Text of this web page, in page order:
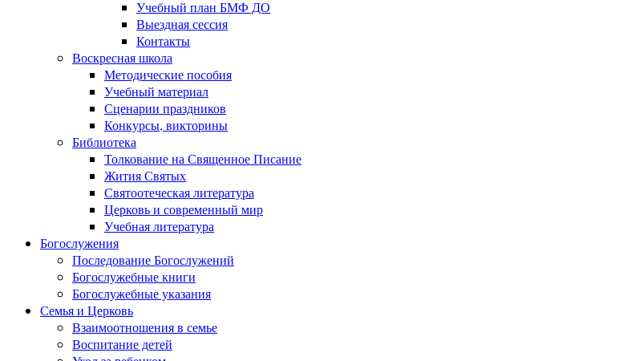
Учебный план БМФ ДО
Выездная сессия
Контакты
Воскресная школа
Методические пособия
Учебный материал
Сценарии праздников
Конкурсы, викторины
Библиотека
Толкование на Священное Писание
Жития Святых
Святоотеческая литература
Церковь и современный мир
Учебная литература
Богослужения
Последование Богослужений
Богослужебные книги
Богослужебные указания
Семья и Церковь
Взаимоотношения в семье
Воспитание детей